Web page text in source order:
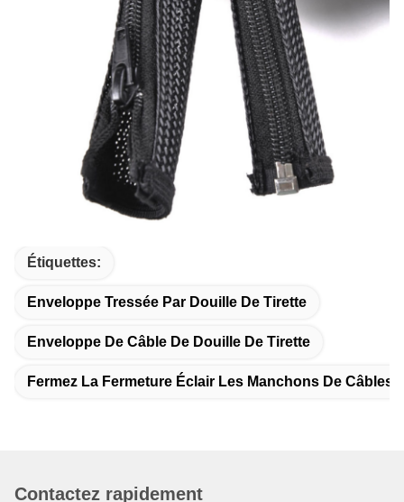
Étiquettes:
Enveloppe Tressée Par Douille De Tirette
Enveloppe De Câble De Douille De Tirette
Fermez La Fermeture Éclair Les Manchons De Câbles
Contactez rapidement